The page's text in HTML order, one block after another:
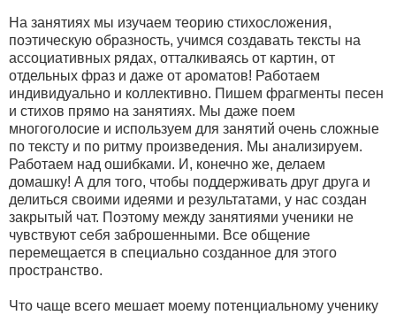
На занятиях мы изучаем теорию стихосложения,
поэтическую образность, учимся создавать тексты на
ассоциативных рядах, отталкиваясь от картин, от
отдельных фраз и даже от ароматов! Работаем
индивидуально и коллективно. Пишем фрагменты песен
и стихов прямо на занятиях. Мы даже поем
многоголосие и используем для занятий очень сложные
по тексту и по ритму произведения. Мы анализируем.
Работаем над ошибками. И, конечно же, делаем
домашку! А для того, чтобы поддерживать друг друга и
делиться своими идеями и результатами, у нас создан
закрытый чат. Поэтому между занятиями ученики не
чувствуют себя заброшенными. Все общение
перемещается в специально созданное для этого
пространство.
Что чаще всего мешает моему потенциальному ученику